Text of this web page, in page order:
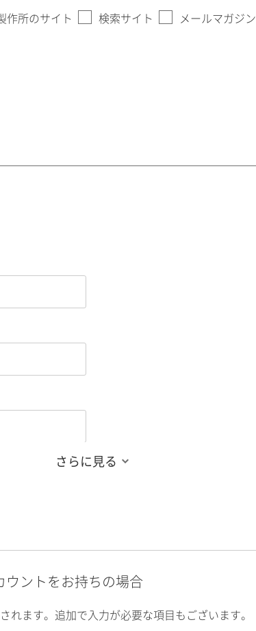
作所のサイト 検索サイト メールマガジン
さらに見る
ウントをお持ちの場合
ます。追加で入力が必要な項目もございます。